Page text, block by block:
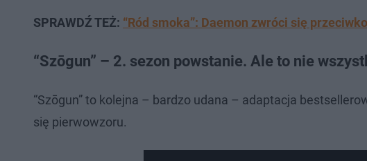
SPRAWDŹ TEŻ: “Ród smoka”: Daemon zwróci się
“Szōgun” – 2. sezon powstanie. Ale to nie
“Szōgun” to kolejna – bardzo udana – adaptacja
się pierwowzoru.